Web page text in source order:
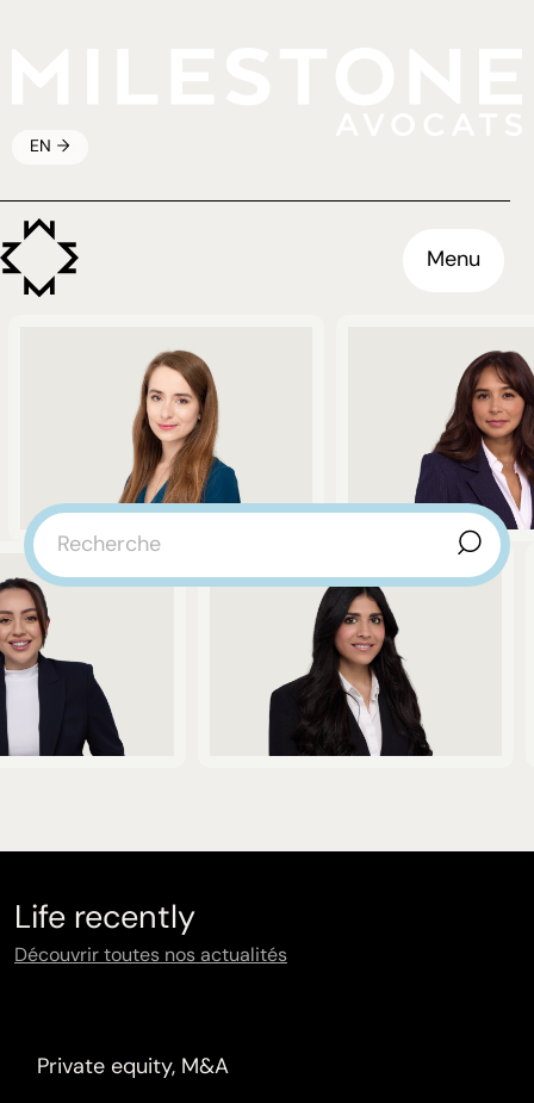
EN
Menu
Life recently
Découvrir toutes nos actualités
Private equity, M&A